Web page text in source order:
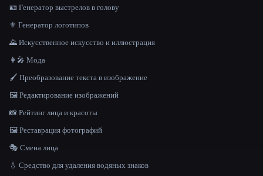
🪪 Генератор выстрелов в голову
⚜️ Генератор логотипов
🌄 Искусственное искусство и иллюстрация
👩‍🎤 Мода
🖌️ Преобразование текста в изображение
🖼️ Редактирование изображений
📸 Рейтинг лица и красоты
🖼️ Реставрация фотографий
🎭 Смена лица
💧 Средство для удаления водяных знаков